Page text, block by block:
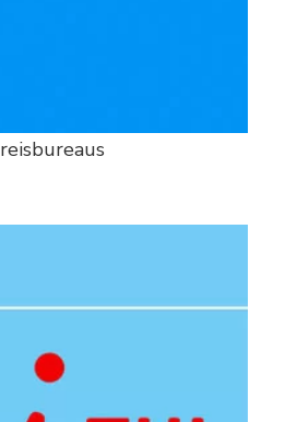
reisbureaus